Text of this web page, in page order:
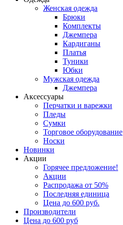
Женская одежда
Брюки
Комплекты
Джемпера
Кардиганы
Платья
Туники
Юбки
Мужская одежда
Джемпера
Аксессуары
Перчатки и варежки
Пледы
Сумки
Торговое оборудование
Носки
Новинки
Акции
Горячее предложение!
Акции
Распродажа от 50%
Последняя единица
Цена до 600 руб.
Производители
Цена до 600 руб